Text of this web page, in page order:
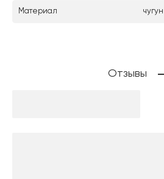
Материал чугун
Отзывы